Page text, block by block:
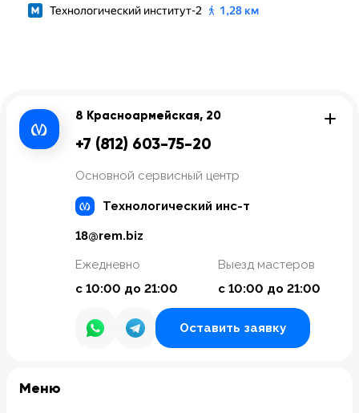
8 Красноармейская, 20
+7 (812) 603-75-20
Основной сервисный центр
Технологический инс-т
18@rem.biz
Ежедневно
с 10:00 до 21:00
Выезд мастеров
с 10:00 до 21:00
Оставить заявку
Meню